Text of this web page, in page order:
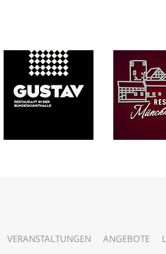
VERANSTALTUNGEN ANGEBOTE